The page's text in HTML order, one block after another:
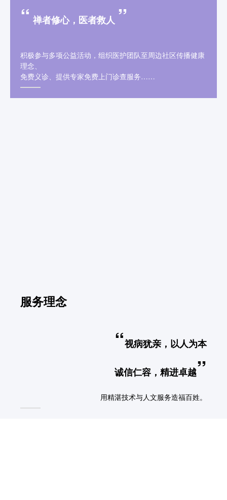
“ 禅者修心，医者救人 ”
积极参与多项公益活动，组织医护团队至周边社区传播健康
理念、
免费义诊、提供专家免费上门诊查服务……
服务理念
“视病犹亲，以人为本
诚信仁容，精进卓越”
用精湛技术与人文服务造福百姓。